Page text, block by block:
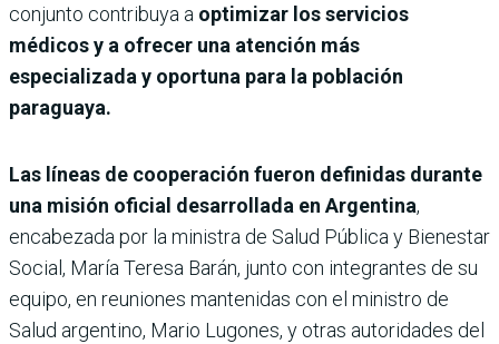
conjunto contribuya a optimizar los servicios
médicos y a ofrecer una atención más
especializada y oportuna para la población
paraguaya.
Las líneas de cooperación fueron definidas durante
una misión oficial desarrollada en Argentina,
encabezada por la ministra de Salud Pública y Bienestar
Social, María Teresa Barán, junto con integrantes de su
equipo, en reuniones mantenidas con el ministro de
Salud argentino, Mario Lugones, y otras autoridades del